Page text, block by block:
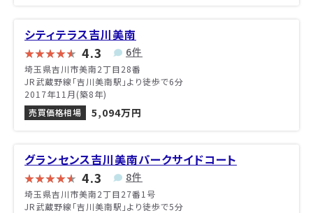
シティテラス吉川美南
4.3 6件
埼玉県吉川市美南2丁目28番
JR武蔵野線「吉川美南駅」より徒歩で6分
2017年11月(築8年)
売買価格相場
5,094万円
グランセンス吉川美南パークサイドコート
4.3 8件
埼玉県吉川市美南2丁目27番1号
JR武蔵野線「吉川美南駅」より徒歩で5分